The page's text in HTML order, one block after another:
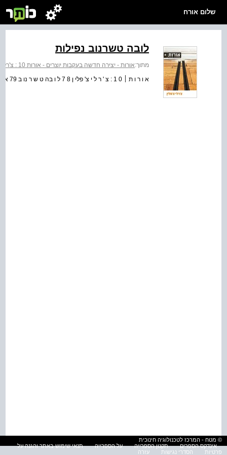
שלום אורח
לובה טשרנוב נפילות
מתוך:אורות - יצירה חדשה בעקבות יוצרים - אורות 10 : צ'רלי צ'פלין
א ו ר ו ת ׀ 0 1 : צ ' ר ל י צ' פלי ן 8 7 ל ו בה ט ש ר נו ב 79 א ו ר ו ת ׀ 0 1 : צ ' ר ל י צ' פלי ן 0 8
© מטח - המרכז לטכנולוגיה חינוכית
אינדקס הספרים
תקנון הספרייה על הספרייה
תנאי שימוש באתר והגנה על
פרטיות
הסדרי נגישות עזרה